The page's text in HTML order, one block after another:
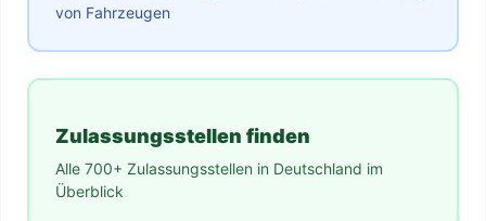
von Fahrzeugen
Zulassungsstellen finden
Alle 700+ Zulassungsstellen in Deutschland im
Überblick